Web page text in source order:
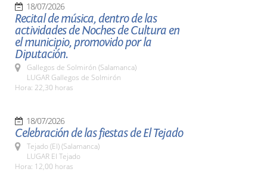
18/07/2026
Recital de música, dentro de las
actividades de Noches de Cultura en
el municipio, promovido por la
Diputación.
Gallegos de Solmirón (Salamanca)
LUGAR Gallegos de Solmirón
Hora: 22,30 horas
18/07/2026
Celebración de las fiestas de El Tejado
Tejado (El) (Salamanca)
LUGAR El Tejado
Hora: 12,00 horas